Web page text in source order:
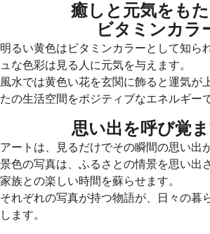
癒しと元気をも
ビタミンカラ
明るい黄色はビタミンカラーとして知ら
ュな色彩は見る人に元気を与えます。
風水では黄色い花を玄関に飾ると運気が
たの生活空間をポジティブなエネルギー
思い出を呼び覚
アートは、見るだけでその瞬間の思い出
景色の写真は、ふるさとの情景を思い出
家族との楽しい時間を蘇らせます。
それぞれの写真が持つ物語が、日々の暮
します。